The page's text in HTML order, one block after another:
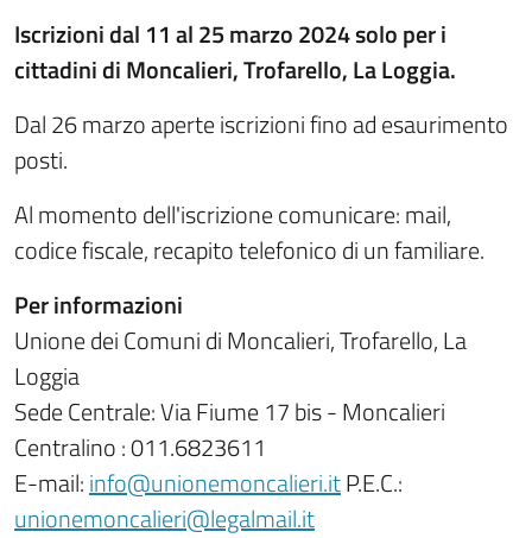
Iscrizioni dal 11 al 25 marzo 2024 solo per i
cittadini di Moncalieri, Trofarello, La Loggia.
Dal 26 marzo aperte iscrizioni fino ad esaurimento
posti.
Al momento dell'iscrizione comunicare: mail,
codice fiscale, recapito telefonico di un familiare.
Per informazioni
Unione dei Comuni di Moncalieri, Trofarello, La
Loggia
Sede Centrale: Via Fiume 17 bis - Moncalieri
Centralino : 011.6823611
E-mail:info@unionemoncalieri.itP.E.C.:
unionemoncalieri@legalmail.it